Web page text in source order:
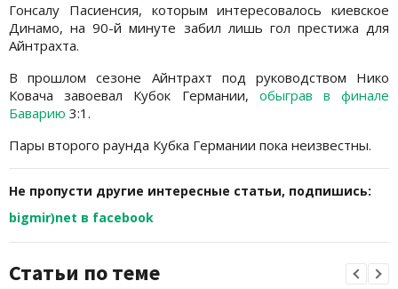
Гонсалу Пасиенсия, которым интересовалось киевское
Динамо, на 90-й минуте забил лишь гол престижа для
Айнтрахта.
В прошлом сезоне Айнтрахт под руководством Нико
Ковача завоевал Кубок Германии, обыграв в финале
Баварию 3:1.
Пары второго раунда Кубка Германии пока неизвестны.
Не пропусти другие интересные статьи, подпишись:
bigmir)net в facebook
Статьи по теме